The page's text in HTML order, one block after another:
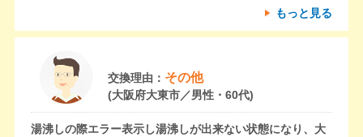
もっと見る
交換理由： その他
(大阪府大東市／男性・60代)
湯沸しの際エラー表示し湯沸しが出来ない状態になり、大